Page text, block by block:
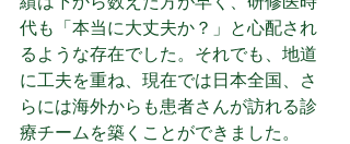
代も「本当に大丈夫か？」と心配され
るような存在でした。それでも、地道
に工夫を重ね、現在では日本全国、さ
らには海外からも患者さんが訪れる診
療チームを築くことができました。